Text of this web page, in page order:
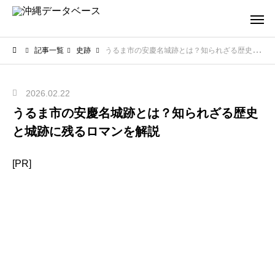
記事一覧 史跡 うるま市の安慶名城跡とは？知られざる歴史と城跡に残るロマンを解説
2026.02.22
うるま市の安慶名城跡とは？知られざる歴史
と城跡に残るロマンを解説
[PR]